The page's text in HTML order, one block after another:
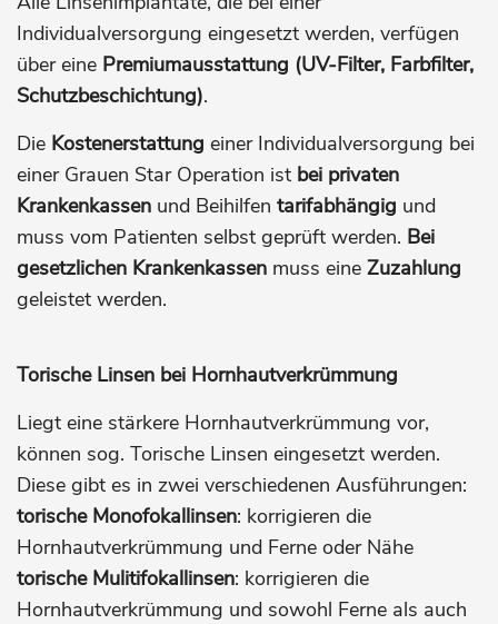
Individualversorgung eingesetzt werden, verfügen
über eine Premiumausstattung (UV-Filter, Farbfilter,
Schutzbeschichtung).
Die Kostenerstattung einer Individualversorgung bei
einer Grauen Star Operation ist bei privaten
Krankenkassen und Beihilfen tarifabhängig und
muss vom Patienten selbst geprüft werden. Bei
gesetzlichen Krankenkassen muss eine Zuzahlung
geleistet werden.
Torische Linsen bei Hornhautverkrümmung
Liegt eine stärkere Hornhautverkrümmung vor,
können sog. Torische Linsen eingesetzt werden.
Diese gibt es in zwei verschiedenen Ausführungen:
torische Monofokallinsen: korrigieren die
Hornhautverkrümmung und Ferne oder Nähe
torische Mulitifokallinsen: korrigieren die
Hornhautverkrümmung und sowohl Ferne als auch